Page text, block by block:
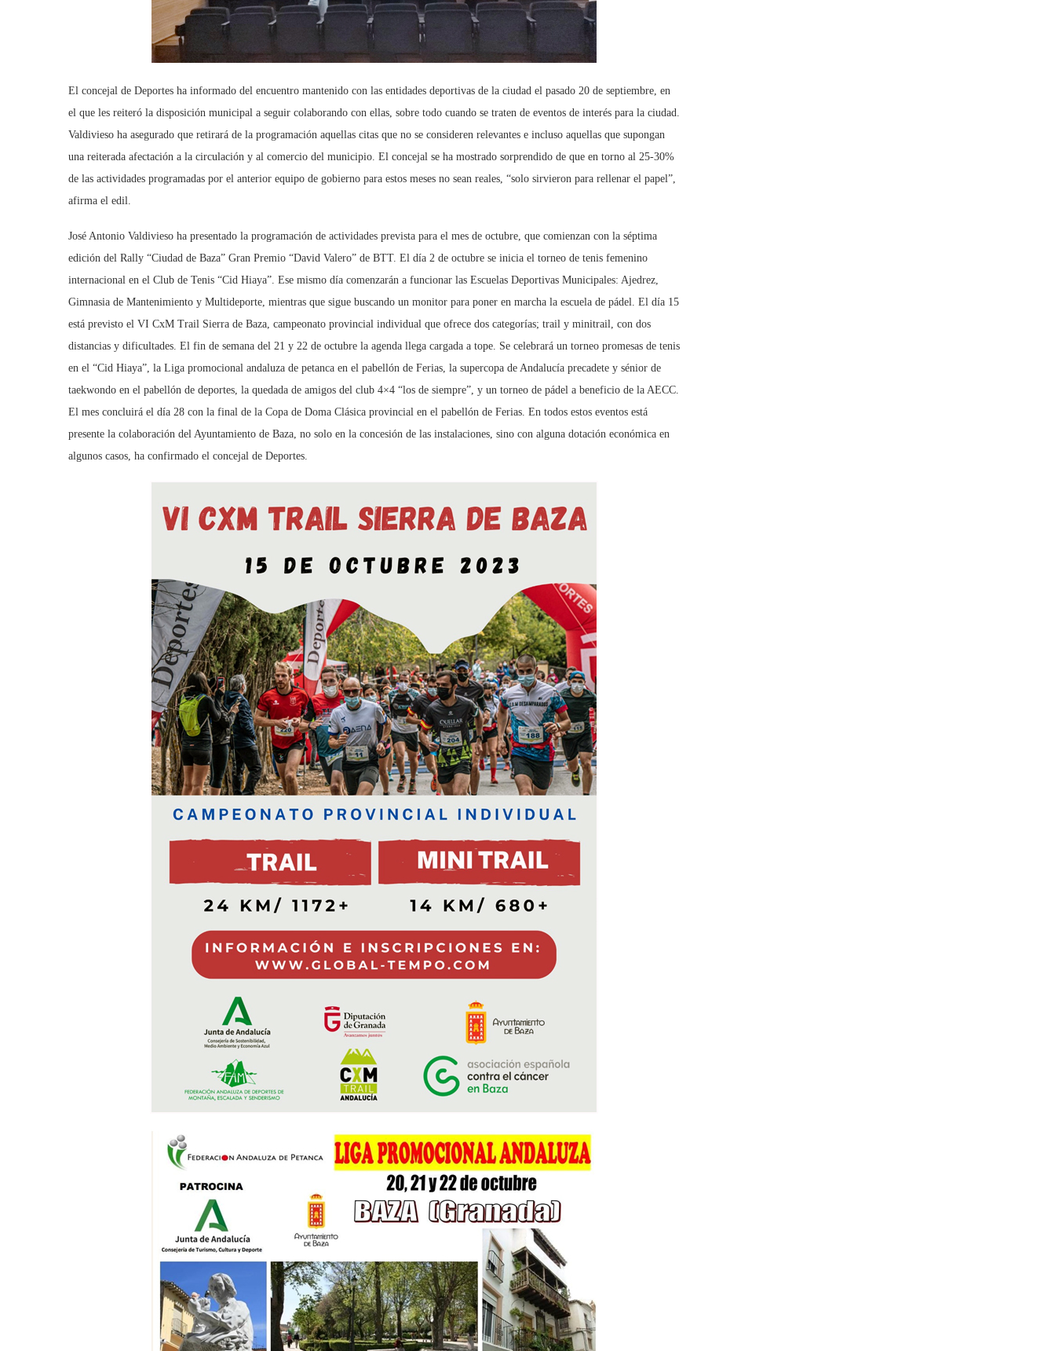
El concejal de Deportes ha informado del encuentro mantenido con las entidades deportivas de la ciudad el pasado 20 de septiembre, en
el que les reiteró la disposición municipal a seguir colaborando con ellas, sobre todo cuando se traten de eventos de interés para la ciudad.
Valdivieso ha asegurado que retirará de la programación aquellas citas que no se consideren relevantes e incluso aquellas que supongan
una reiterada afectación a la circulación y al comercio del municipio. El concejal se ha mostrado sorprendido de que en torno al 25-30%
de las actividades programadas por el anterior equipo de gobierno para estos meses no sean reales, “solo sirvieron para rellenar el papel”,
afirma el edil.
José Antonio Valdivieso ha presentado la programación de actividades prevista para el mes de octubre, que comienzan con la séptima
edición del Rally “Ciudad de Baza” Gran Premio “David Valero” de BTT. El día 2 de octubre se inicia el torneo de tenis femenino
internacional en el Club de Tenis “Cid Hiaya”. Ese mismo día comenzarán a funcionar las Escuelas Deportivas Municipales: Ajedrez,
Gimnasia de Mantenimiento y Multideporte, mientras que sigue buscando un monitor para poner en marcha la escuela de pádel. El día 15
está previsto el VI CxM Trail Sierra de Baza, campeonato provincial individual que ofrece dos categorías; trail y minitrail, con dos
distancias y dificultades. El fin de semana del 21 y 22 de octubre la agenda llega cargada a tope. Se celebrará un torneo promesas de tenis
en el “Cid Hiaya”, la Liga promocional andaluza de petanca en el pabellón de Ferias, la supercopa de Andalucía precadete y sénior de
taekwondo en el pabellón de deportes, la quedada de amigos del club 4×4 “los de siempre”, y un torneo de pádel a beneficio de la AECC.
El mes concluirá el día 28 con la final de la Copa de Doma Clásica provincial en el pabellón de Ferias. En todos estos eventos está
presente la colaboración del Ayuntamiento de Baza, no solo en la concesión de las instalaciones, sino con alguna dotación económica en
algunos casos, ha confirmado el concejal de Deportes.